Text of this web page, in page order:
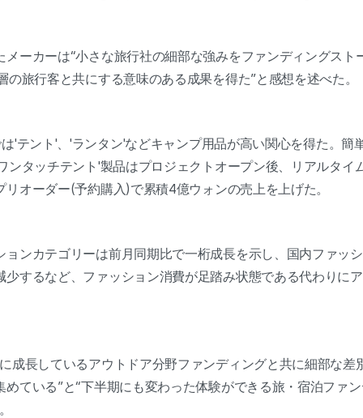
メーカーは“小さな旅行社の細部な強みをファンディングスト
旅行客と共にする意味のある成果を得た”と感想を述べた。
'テント'、'ランタン'などキャンプ用品が高い関心を得た。簡
ンタッチテント'製品はプロジェクトオープン後、リアルタイ
オーダー(予約購入)で累積4億ウォンの売上を上げた。
ョンカテゴリーは前月同期比で一桁成長を示し、国内ファッ
少するなど、ファッション消費が足踏み状態である代わりに
成長しているアウトドア分野ファンディングと共に細部な差
めている”と“下半期にも変わった体験ができる旅・宿泊ファ